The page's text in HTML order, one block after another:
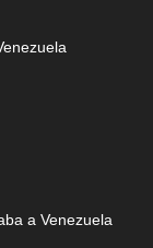
a Venezuela